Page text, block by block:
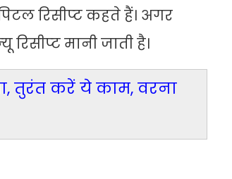
रिसीप्‍ट कहते हैं। अगर
मानी जाती है।
तुरंत करें ये काम, वरना